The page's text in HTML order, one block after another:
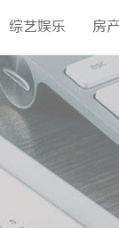
综艺娱乐 房